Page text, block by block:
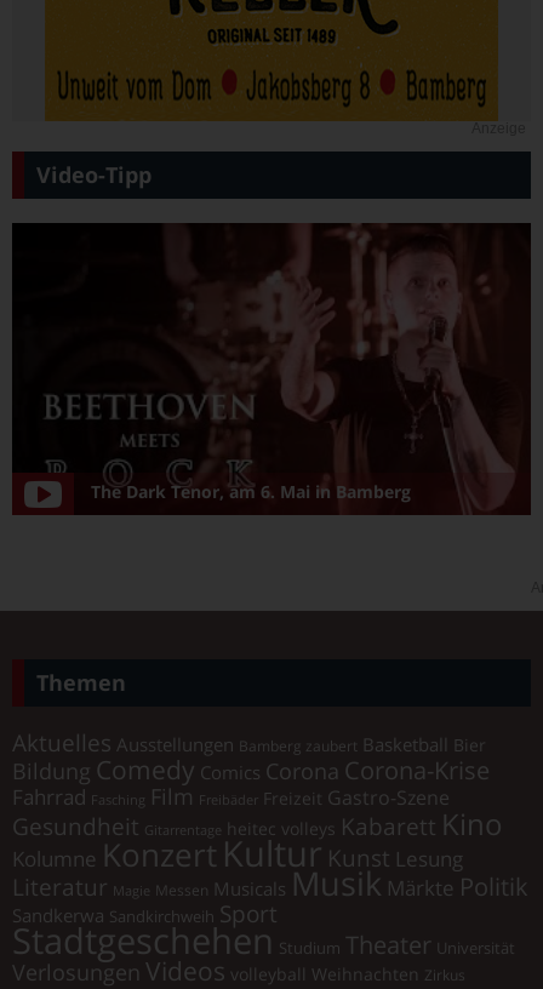
Video-Tipp
The Dark Tenor, am 6. Mai in Bamberg
Themen
Aktuelles Ausstellungen Bamberg zaubert Basketball Bier
Bildung Comedy Comics Corona Corona-Krise
Fahrrad Fasching Film Freibäder Freizeit Gastro-Szene
Gesundheit Gitarrentage heitec volleys Kabarett Kino
Kolumne Konzert Kultur Kunst Lesung
Literatur Magie Messen Musicals Musik Märkte Politik
Sandkerwa Sandkirchweih Sport
Stadtgeschehen Studium Theater Universität
Verlosungen Videos volleyball Weihnachten Zirkus